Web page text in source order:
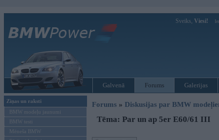
Sveiks, Viesi!
Galvenā Forums Galerijas
Ziņas un raksti
BMW modeļu jaunumi
BMW testi
Mēneša BMW
Forums » Diskusijas par BMW
Tēma: Par un ap 5er E60/61 III